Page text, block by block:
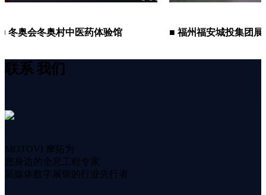
村中医药体验馆 ■ 福州福安城投集团展厅
联系 我们
MOTOVI 摩拓为
您身边的全息工程专家
新媒体数字展馆的行业先行者